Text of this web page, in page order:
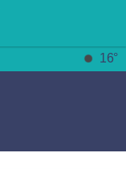
16°